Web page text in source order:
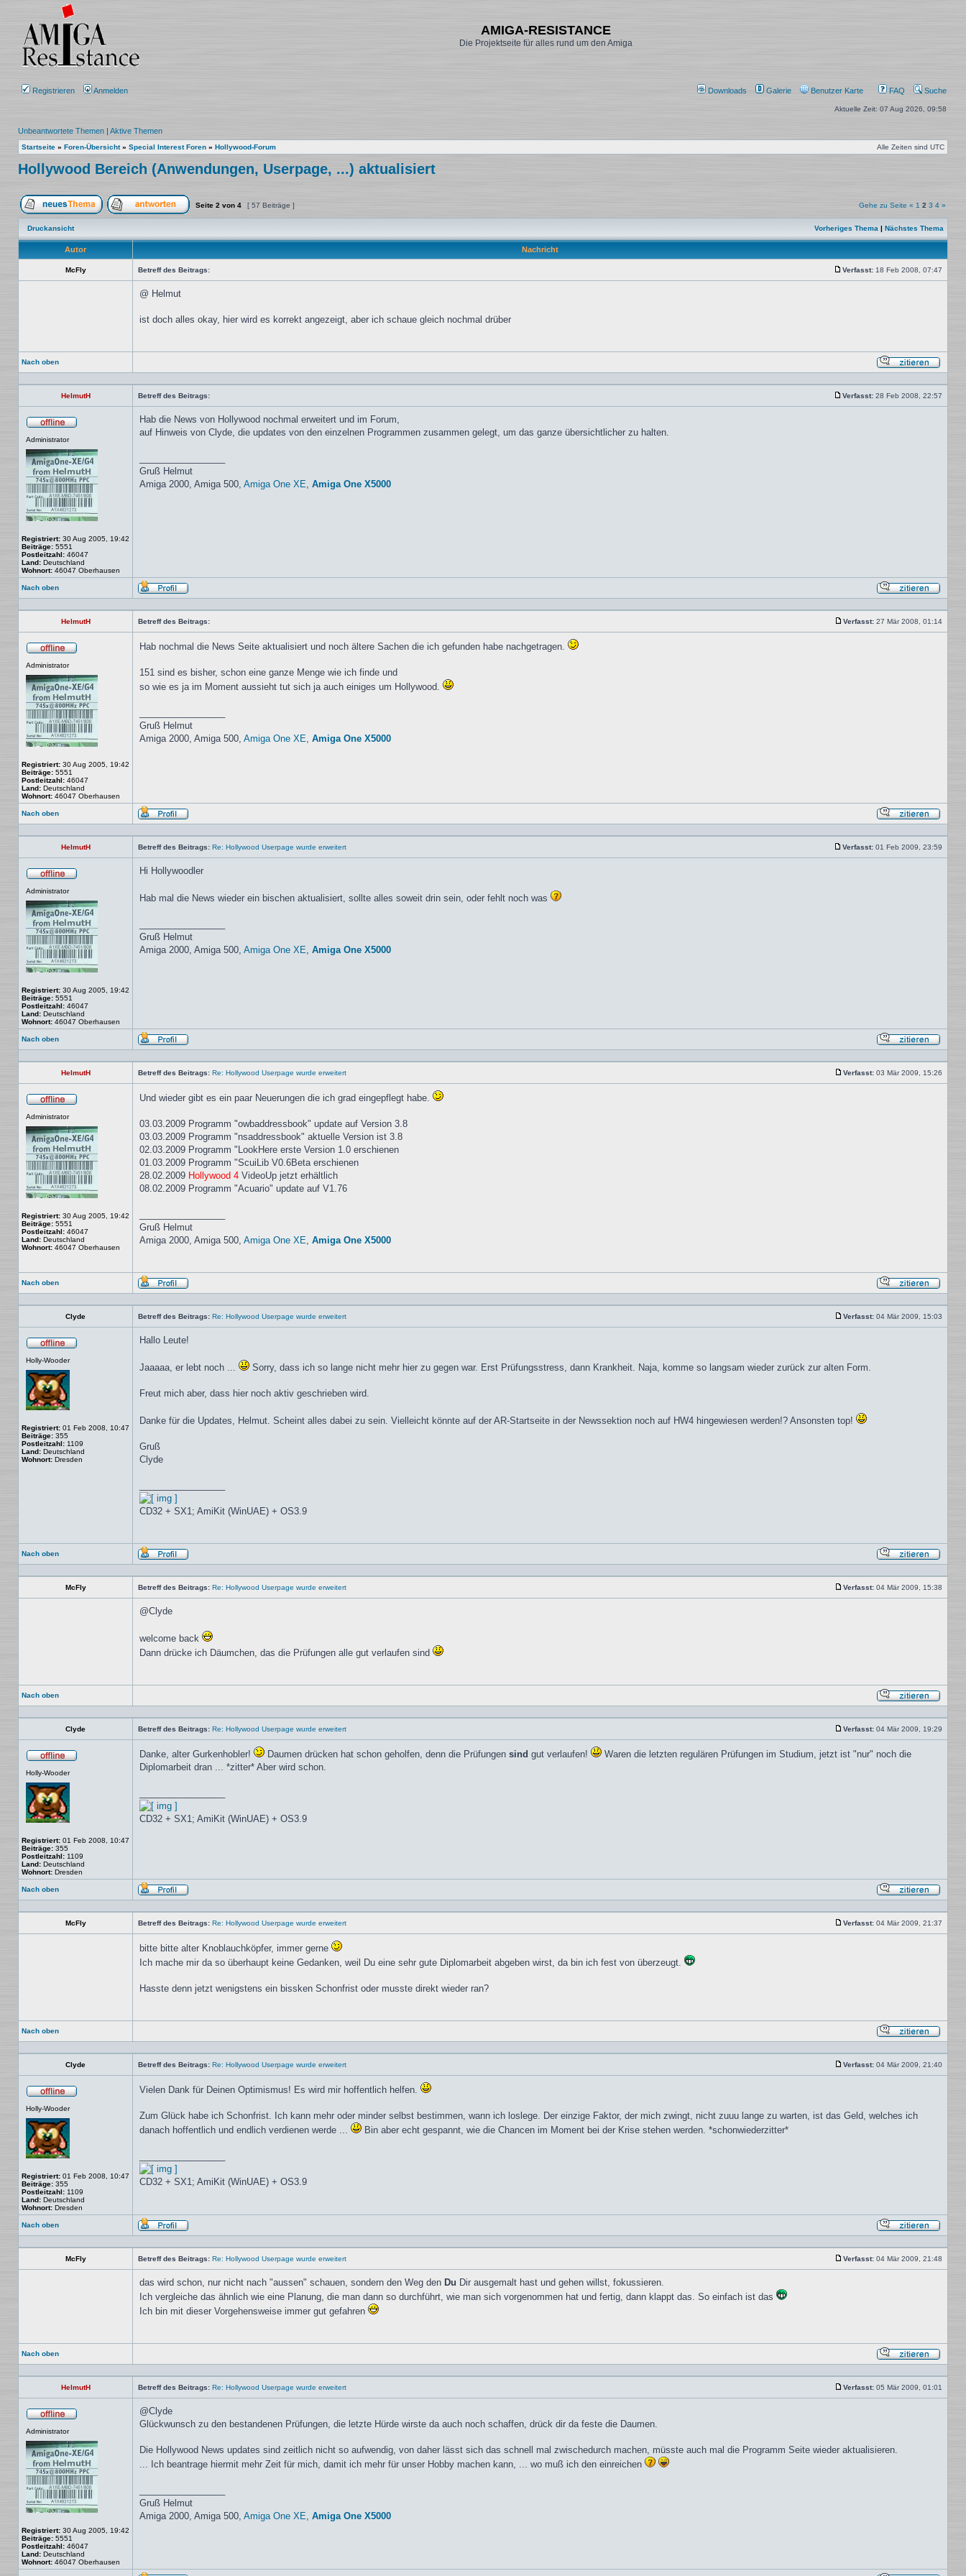
AMIGA-RESISTANCE
Die Projektseite für alles rund um den Amiga
Registrieren Anmelden Downloads Galerie Benutzer Karte FAQ Suche
Aktuelle Zeit: 07 Aug 2026, 09:58
Unbeantwortete Themen | Aktive Themen
Startseite » Foren-Übersicht» Special Interest Foren » Hollywood-Forum Alle Zeiten sind UTC
Hollywood Bereich (Anwendungen, Userpage, ...) aktualisiert
Ein neues Thema erstellenAuf das Thema antworten
Seite 2 von 4 [ 57 Beiträge ] Gehe zu Seite « 1 2 3 4 »
Druckansicht Vorheriges Thema | Nächstes Thema
Autor Nachricht
McFly
Betreff des Beitrags:
Verfasst: 18 Feb 2008, 07:47
@ Helmut
ist doch alles okay, hier wird es korrekt angezeigt, aber ich schaue gleich nochmal drüber
Nach oben
Mit
HelmutH
Betreff des Beitrags:
Verfasst: 28 Feb 2008, 22:57
Administrator
Registriert: 30 Aug 2005, 19:42
Beiträge: 5551
Postleitzahl: 46047
Land: Deutschland
Wohnort: 46047 Oberhausen
Hab die News von Hollywood nochmal erweitert und im Forum,
auf Hinweis von Clyde, die updates von den einzelnen Programmen zusammen gelegt, um das ganze übersichtlicher zu halten.
Gruß Helmut
Amiga 2000, Amiga 500, Amiga One XE, Amiga One X5000
Nach oben
Profil
Mit
HelmutH
Betreff des Beitrags:
Verfasst: 27 Mär 2008, 01:14
Administrator
Registriert: 30 Aug 2005, 19:42
Beiträge: 5551
Postleitzahl: 46047
Land: Deutschland
Wohnort: 46047 Oberhausen
Hab nochmal die News Seite aktualisiert und noch ältere Sachen die ich gefunden habe nachgetragen.
151 sind es bisher, schon eine ganze Menge wie ich finde und
so wie es ja im Moment aussieht tut sich ja auch einiges um Hollywood.
Gruß Helmut
Amiga 2000, Amiga 500, Amiga One XE, Amiga One X5000
Nach oben
Profil
Mit
HelmutH
Betreff des Beitrags: Re: Hollywood Userpage wurde erweitert
Verfasst: 01 Feb 2009, 23:59
Administrator
Registriert: 30 Aug 2005, 19:42
Beiträge: 5551
Postleitzahl: 46047
Land: Deutschland
Wohnort: 46047 Oberhausen
Hi Hollywoodler
Hab mal die News wieder ein bischen aktualisiert, sollte alles soweit drin sein, oder fehlt noch was
Gruß Helmut
Amiga 2000, Amiga 500, Amiga One XE, Amiga One X5000
Nach oben
Profil
Mit
HelmutH
Betreff des Beitrags: Re: Hollywood Userpage wurde erweitert
Verfasst: 03 Mär 2009, 15:26
Administrator
Registriert: 30 Aug 2005, 19:42
Beiträge: 5551
Postleitzahl: 46047
Land: Deutschland
Wohnort: 46047 Oberhausen
Und wieder gibt es ein paar Neuerungen die ich grad eingepflegt habe.
03.03.2009 Programm "owbaddressbook" update auf Version 3.8
03.03.2009 Programm "nsaddressbook" aktuelle Version ist 3.8
02.03.2009 Programm "LookHere erste Version 1.0 erschienen
01.03.2009 Programm "ScuiLib V0.6Beta erschienen
28.02.2009 Hollywood 4 VideoUp jetzt erhältlich
08.02.2009 Programm "Acuario" update auf V1.76
Gruß Helmut
Amiga 2000, Amiga 500, Amiga One XE, Amiga One X5000
Nach oben
Profil
Mit
Clyde
Betreff des Beitrags: Re: Hollywood Userpage wurde erweitert
Verfasst: 04 Mär 2009, 15:03
Holly-Wooder
Registriert: 01 Feb 2008, 10:47
Beiträge: 355
Postleitzahl: 1109
Land: Deutschland
Wohnort: Dresden
Hallo Leute!
Jaaaaa, er lebt noch ... Sorry, dass ich so lange nicht mehr hier zu gegen war. Erst Prüfungsstress, dann Krankheit. Naja, komme so langsam wieder zurück zur alten Form.
Freut mich aber, dass hier noch aktiv geschrieben wird.
Danke für die Updates, Helmut. Scheint alles dabei zu sein. Vielleicht könnte auf der AR-Startseite in der Newssektion noch auf HW4 hingewiesen werden!? Ansonsten top!
Gruß
Clyde
CD32 + SX1; AmiKit (WinUAE) + OS3.9
Nach oben
Profil
Mit
McFly
Betreff des Beitrags: Re: Hollywood Userpage wurde erweitert
Verfasst: 04 Mär 2009, 15:38
@Clyde
welcome back
Dann drücke ich Däumchen, das die Prüfungen alle gut verlaufen sind
Nach oben
Mit
Clyde
Betreff des Beitrags: Re: Hollywood Userpage wurde erweitert
Verfasst: 04 Mär 2009, 19:29
Holly-Wooder
Registriert: 01 Feb 2008, 10:47
Beiträge: 355
Postleitzahl: 1109
Land: Deutschland
Wohnort: Dresden
Danke, alter Gurkenhobler! Daumen drücken hat schon geholfen, denn die Prüfungen sind gut verlaufen!
Waren die letzten regulären Prüfungen im Studium, jetzt ist "nur" noch die
Diplomarbeit dran ... *zitter* Aber wird schon.
CD32 + SX1; AmiKit (WinUAE) + OS3.9
Nach oben
Profil
Mit
McFly
Betreff des Beitrags: Re: Hollywood Userpage wurde erweitert
Verfasst: 04 Mär 2009, 21:37
bitte bitte alter Knoblauchköpfer, immer gerne
Ich mache mir da so überhaupt keine Gedanken, weil Du eine sehr gute Diplomarbeit abgeben wirst, da bin ich fest von überzeugt.
Hasste denn jetzt wenigstens ein bissken Schonfrist oder musste direkt wieder ran?
Nach oben
Mit
Clyde
Betreff des Beitrags: Re: Hollywood Userpage wurde erweitert
Verfasst: 04 Mär 2009, 21:40
Holly-Wooder
Registriert: 01 Feb 2008, 10:47
Beiträge: 355
Postleitzahl: 1109
Land: Deutschland
Wohnort: Dresden
Vielen Dank für Deinen Optimismus! Es wird mir hoffentlich helfen.
Zum Glück habe ich Schonfrist. Ich kann mehr oder minder selbst bestimmen, wann ich loslege. Der einzige Faktor, der mich zwingt, nicht zuuu lange zu warten, ist das Geld, welches ich
danach hoffentlich und endlich verdienen werde ...
Bin aber echt gespannt, wie die Chancen im Moment bei der Krise stehen werden. *schonwiederzitter*
CD32 + SX1; AmiKit (WinUAE) + OS3.9
Nach oben
Profil
Mit
McFly
Betreff des Beitrags: Re: Hollywood Userpage wurde erweitert
Verfasst: 04 Mär 2009, 21:48
das wird schon, nur nicht nach "aussen" schauen, sondern den Weg den Du Dir ausgemalt hast und gehen willst, fokussieren.
Ich vergleiche das ähnlich wie eine Planung, die man dann so durchführt, wie man sich vorgenommen hat und fertig, dann klappt das. So einfach ist das
Ich bin mit dieser Vorgehensweise immer gut gefahren
Nach oben
Mit
HelmutH
Betreff des Beitrags: Re: Hollywood Userpage wurde erweitert
Verfasst: 05 Mär 2009, 01:01
Administrator
Registriert: 30 Aug 2005, 19:42
Beiträge: 5551
Postleitzahl: 46047
Land: Deutschland
Wohnort: 46047 Oberhausen
@Clyde
Glückwunsch zu den bestandenen Prüfungen, die letzte Hürde wirste da auch noch schaffen, drück dir da feste die Daumen.
Die Hollywood News updates sind zeitlich nicht so aufwendig, von daher lässt sich das schnell mal zwischedurch machen, müsste auch mal die Programm Seite wieder aktualisieren.
... Ich beantrage hiermit mehr Zeit für mich, damit ich mehr für unser Hobby machen kann, ... wo muß ich den einreichen
Gruß Helmut
Amiga 2000, Amiga 500, Amiga One XE, Amiga One X5000